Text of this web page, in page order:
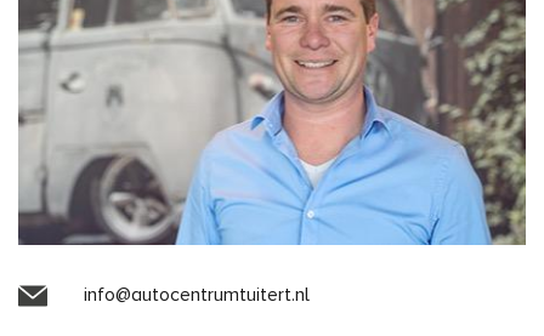
info@autocentrumtuitert.nl